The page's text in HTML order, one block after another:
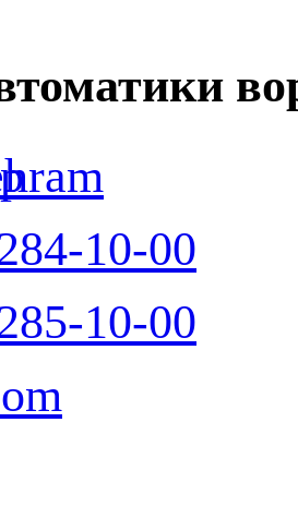
10-00
10-00